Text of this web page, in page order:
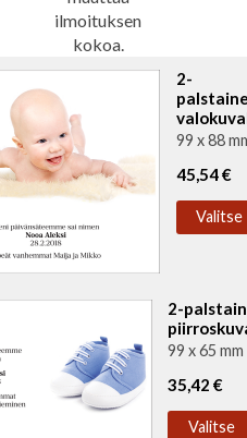
ilmoituksen
kokoa.
2-
99 x 88
45,54 €
Valitse
2-
99 x 65 mm
35,42 €
Valitse